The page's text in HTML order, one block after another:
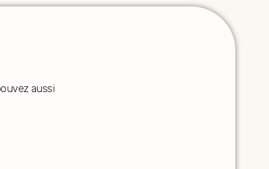
aussi